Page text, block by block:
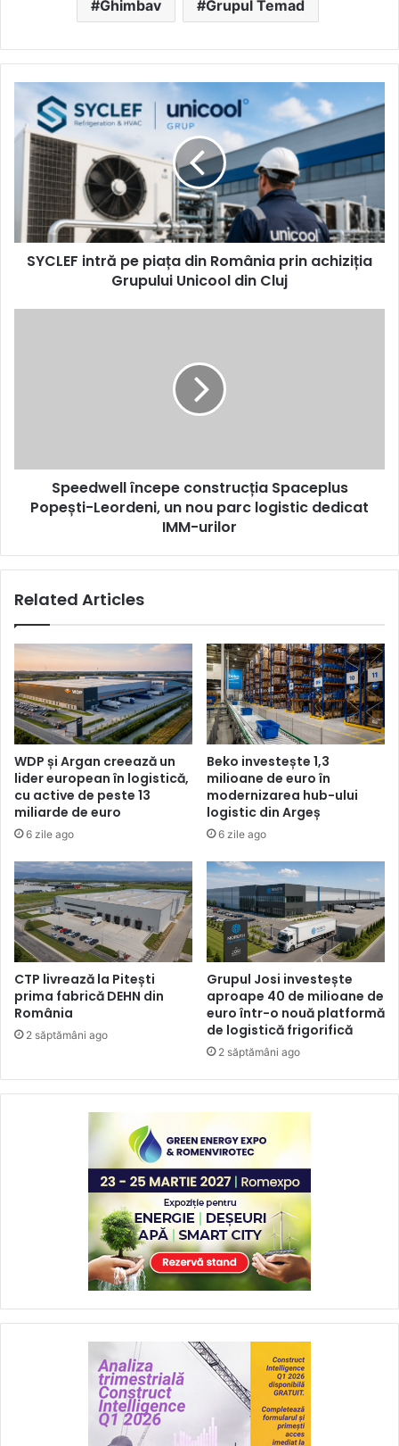
Ghimbav Grupul Temad
SYCLEF
intră
pe
piața
România
prin
achiziția
Grupului
Unicool
SYCLEF intră pe piața din România prin achiziția
Grupului Unicool din Cluj
parc
dedicat
Speedwell începe construcția Spaceplus
Popești-Leordeni, un nou parc logistic dedicat
IMM-urilor
Related Articles
WDP și Argan creează un
lider european în logistică,
cu active de peste 13
miliarde de euro
6 zile ago
Beko investește 1,3
milioane de euro în
modernizarea hub-ului
logistic din Argeș
6 zile ago
CTP livrează la Pitești
prima fabrică DEHN din
România
2 săptămâni ago
Grupul Josi investește
aproape 40 de milioane de
euro într-o nouă platformă
de logistică frigorifică
2 săptămâni ago